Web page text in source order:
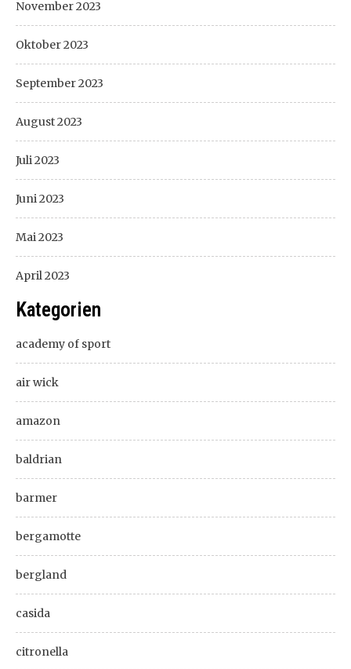
November 2023
Oktober 2023
September 2023
August 2023
Juli 2023
Juni 2023
Mai 2023
April 2023
Kategorien
academy of sport
air wick
amazon
baldrian
barmer
bergamotte
bergland
casida
citronella